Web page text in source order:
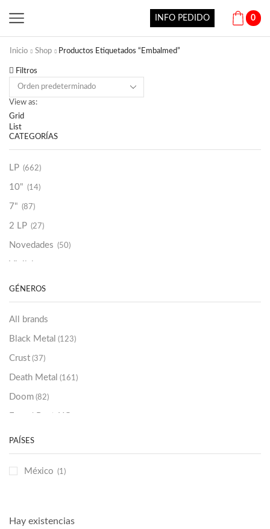
INFO PEDIDO 0
Inicio Shop Productos Etiquetados “Embalmed”
Filtros
View as:
Grid
List
CATEGORÍAS
LP (662)
10" (14)
7" (87)
2 LP (27)
Novedades (50)
Vinilako
Sold Out
GÉNEROS
All brands
Black Metal (123)
Crust (37)
Death Metal (161)
Doom (82)
Emo / Post-HC
Grindcore
Hard Rock (48)
Hardcore (153)
PAÍSES
México (1)
Hay existencias